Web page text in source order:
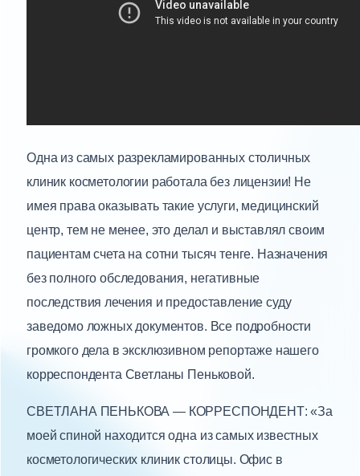
Одна из самых разрекламированных столичных
клиник косметологии работала без лицензии! Не
имея права оказывать такие услуги, медицинский
центр, тем не менее, это делал и выставлял своим
пациентам счета на сотни тысяч тенге. Назначения
без полного обследования, негативные
последствия лечения и предоставление суду
заведомо ложных документов. Все подробности
громкого дела в эксклюзивном репортаже нашего
корреспондента Светланы Пеньковой.
СВЕТЛАНА ПЕНЬКОВА — КОРРЕСПОНДЕНТ: «За
моей спиной находится одна из самых известных
косметологических клиник столицы. Офис в